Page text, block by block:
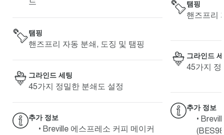
탬핑
핸즈프리 자동 분쇄, 도징 및 탬핑
그라인드 세팅
45가지 정밀한 분쇄도 설정
추가 정보
Breville 에스프레소 커피 메이커
탬핑
핸즈프리
그라인드
45가지 정
추가 정보